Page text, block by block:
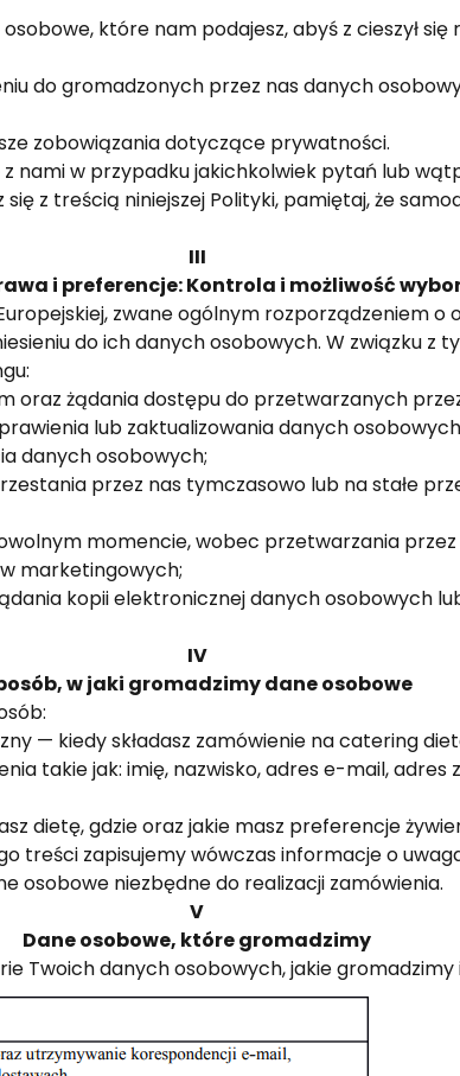
które nam podajesz, abyś z cieszył
do gromadzonych przez nas danych
zobowiązania dotyczące prywatności.
nami w przypadku jakichkolwiek pytań lub
z treścią niniejszej Polityki, pamiętaj, że
III
i preferencje: Kontrola i możliwość
zwane ogólnym rozporządzeniem o
do ich danych osobowych. W związku z
żądania dostępu do przetwarzanych
lub zaktualizowania danych osobowych,
danych osobowych;
przez nas tymczasowo lub na stałe
momencie, wobec przetwarzania
marketingowych;
kopii elektronicznej danych osobowych
IV
w jaki gromadzimy dane osobowe
— kiedy składasz zamówienie na catering
takie jak: imię, nazwisko, adres e-mail,
dietę, gdzie oraz jakie masz preferencje
treści zapisujemy wówczas informacje o
osobowe niezbędne do realizacji zamówienia.
V
Dane osobowe, które gromadzimy
Twoich danych osobowych, jakie gromadzimy